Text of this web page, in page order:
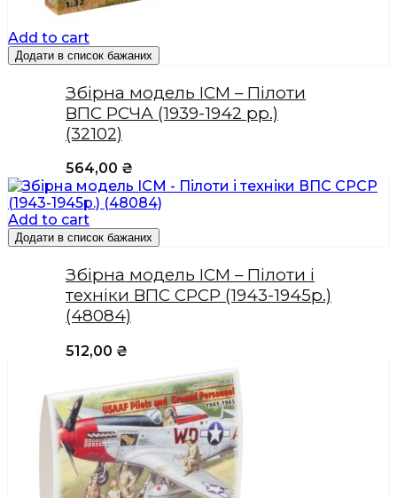
Add to cart
Додати в список бажаних
Збірна модель ICM – Пілоти
ВПС РСЧА (1939-1942 рр.)
(32102)
564,00 ₴
Add to cart
Додати в список бажаних
Збірна модель ICM – Пілоти і
техніки ВПС СРСР (1943-1945р.)
(48084)
512,00 ₴